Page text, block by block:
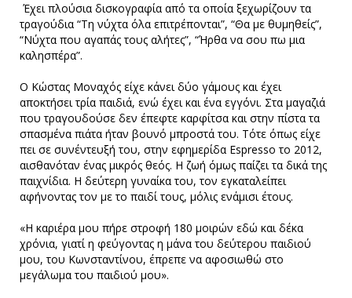
Έχει πλούσια δισκογραφία από τα οποία ξεχωρίζουν τα
τραγούδια “Τη νύχτα όλα επιτρέπονται”, “Θα με θυμηθείς”,
“Νύχτα που αγαπάς τους αλήτες”, “Ήρθα να σου πω μια
καλησπέρα”.
Ο Κώστας Μοναχός είχε κάνει δύο γάμους και έχει
αποκτήσει τρία παιδιά, ενώ έχει και ένα εγγόνι. Στα μαγαζιά
που τραγουδούσε δεν έπεφτε καρφίτσα και στην πίστα τα
σπασμένα πιάτα ήταν βουνό μπροστά του. Τότε όπως είχε
πει σε συνέντευξή του, στην εφημερίδα Espresso το 2012,
αισθανόταν ένας μικρός θεός. Η ζωή όμως παίζει τα δικά της
παιχνίδια. Η δεύτερη γυναίκα του, τον εγκαταλείπει
αφήνοντας τον με το παιδί τους, μόλις ενάμισι έτους.
«Η καριέρα μου πήρε στροφή 180 μοιρών εδώ και δέκα
χρόνια, γιατί η φεύγοντας η μάνα του δεύτερου παιδιού
μου, του Κωνσταντίνου, έπρεπε να αφοσιωθώ στο
μεγάλωμα του παιδιού μου».